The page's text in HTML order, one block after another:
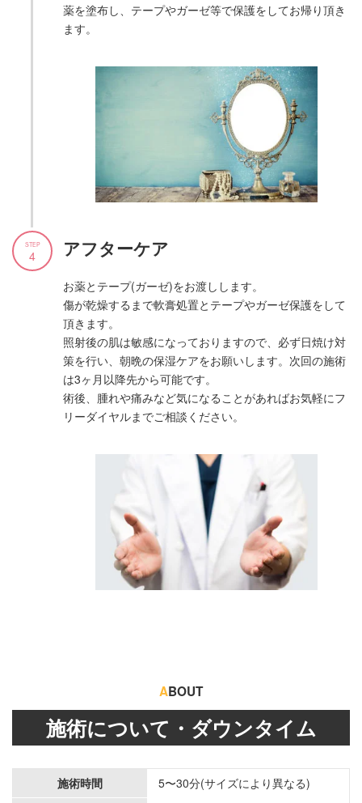
薬を塗布し、テープやガーゼ等で保護をしてお帰り頂き
ます。
アフターケア
お薬とテープ(ガーゼ)をお渡しします。
傷が乾燥するまで軟膏処置とテープやガーゼ保護をして
頂きます。
照射後の肌は敏感になっておりますので、必ず日焼け対
策を行い、朝晩の保湿ケアをお願いします。次回の施術
は3ヶ月以降先から可能です。
術後、腫れや痛みなど気になることがあればお気軽にフ
リーダイヤルまでご相談ください。
STEP
4
ABOUT
施術について・ダウンタイム
施術時間
5〜30分(サイズにより異なる)